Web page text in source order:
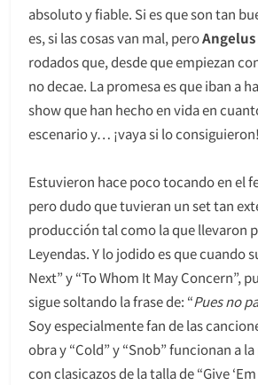
absoluto y fiable. Si es que son tan
es, si las cosas van mal, pero
rodados que, desde que empiezan
no decae. La promesa es que iban a
show que han hecho en vida en
escenario y… ¡vaya si lo consiguieron!
Estuvieron hace poco tocando en el
pero dudo que tuvieran un set tan
producción tal como la que llevaron
Leyendas. Y lo jodido es que cuando
Next” y “To Whom It May Concern”,
sigue soltando la frase de: “Pues no
Soy especialmente fan de las
obra y “Cold” y “Snob” funcionan a
con clasicazos de la talla de “Give